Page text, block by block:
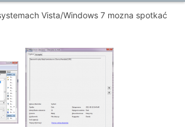
Vista/Windows 7 mozna spotkać